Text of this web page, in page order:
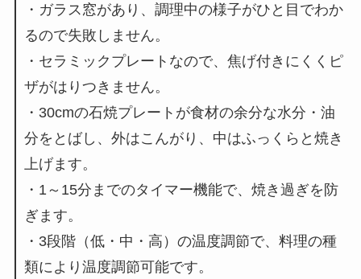
・ガラス窓があり、調理中の様子がひと目でわか
るので失敗しません。
・セラミックプレートなので、焦げ付きにくくピ
ザがはりつきません。
・30cmの石焼プレートが食材の余分な水分・油
分をとばし、外はこんがり、中はふっくらと焼き
上げます。
・1～15分までのタイマー機能で、焼き過ぎを防
ぎます。
・3段階（低・中・高）の温度調節で、料理の種
類により温度調節可能です。